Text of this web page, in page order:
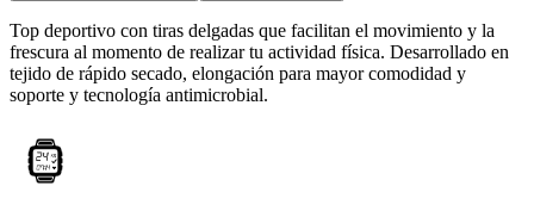
Top deportivo con tiras delgadas que facilitan el movimiento y la
frescura al momento de realizar tu actividad física. Desarrollado en
tejido de rápido secado, elongación para mayor comodidad y
soporte y tecnología antimicrobial.